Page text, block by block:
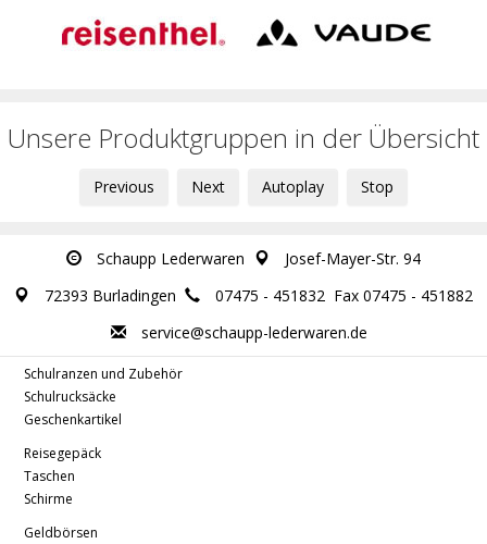
Unsere Produktgruppen in der Übersicht
Previous Next Autoplay Stop
Schaupp Lederwaren
Josef-Mayer-Str. 94
72393 Burladingen
07475 - 451832 Fax 07475 - 451882
service@schaupp-lederwaren.de
Schulranzen und Zubehör
Schulrucksäcke
Geschenkartikel
Reisegepäck
Taschen
Schirme
Geldbörsen